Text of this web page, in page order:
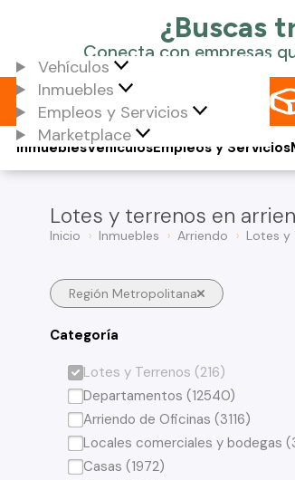
Vehículos
Inmuebles
Empleos y Servicios
Marketplace
Vehículos
Inmuebles Empleos y Servicios
Lotes y terrenos en
Inicio Inmuebles Arriendo Lotes y
Región Metropolitana
Categoría
Lotes y Terrenos (216)
Departamentos (12540)
Arriendo de Oficinas (3116)
Locales comerciales y bodegas
Casas (1972)